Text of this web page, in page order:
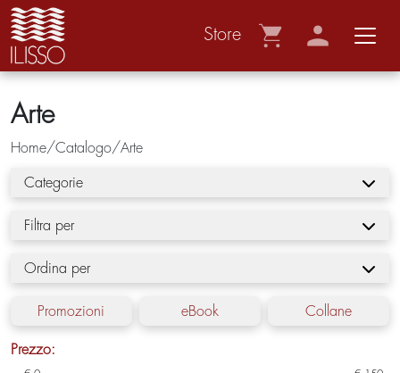
Store
Arte
Home/Catalogo/Arte
Categorie
Filtra per
Ordina per
Promozioni eBook Collane
Prezzo: